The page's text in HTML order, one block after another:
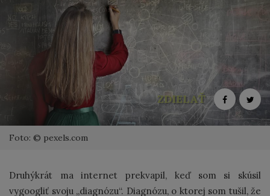
ZDIELAŤ
Foto: © pexels.com
Druhýkrát ma internet prekvapil, keď som si skúsil
vygoogliť svoju „diagnózu“. Diagnózu, o ktorej som tušil, že